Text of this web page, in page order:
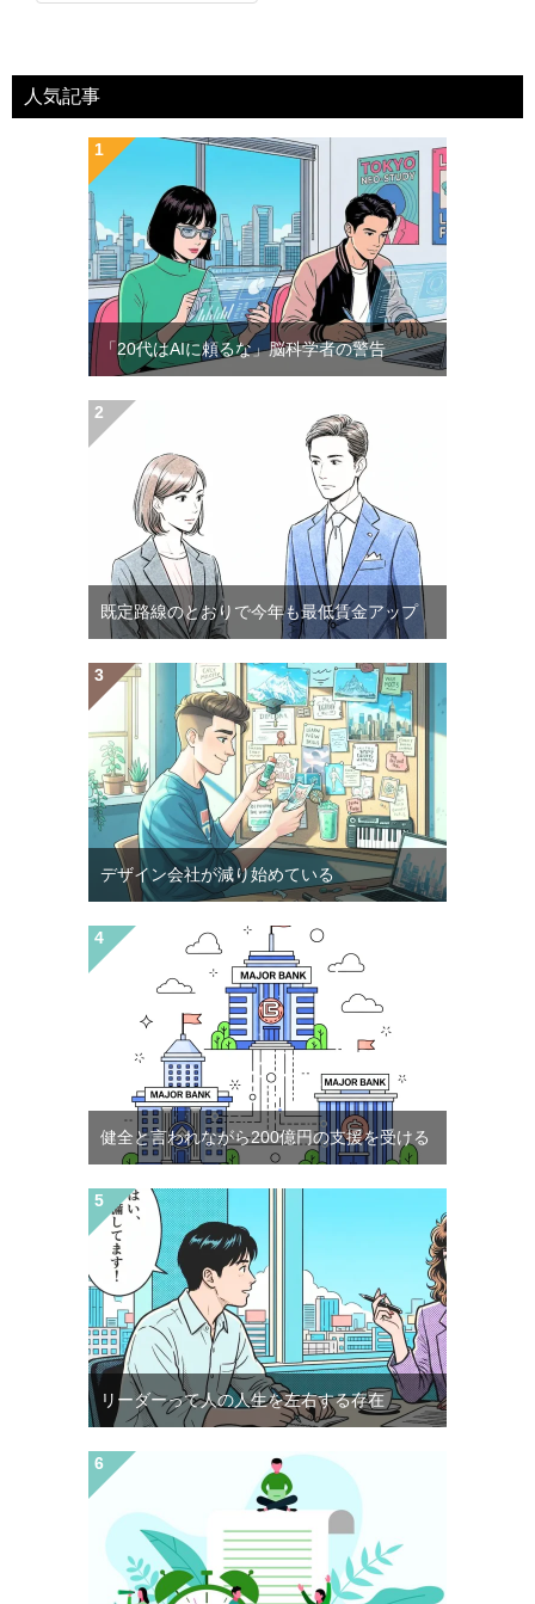
人気記事
「20代はAIに頼るな」脳科学者の警告
既定路線のとおりで今年も最低賃金アップ
デザイン会社が減り始めている
健全と言われながら200億円の支援を受ける
リーダーって人の人生を左右する存在